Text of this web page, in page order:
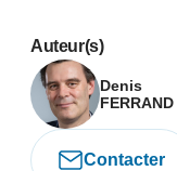
Auteur(s)
Denis
FERRAND
Contacter